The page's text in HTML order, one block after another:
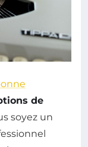
de
soyez un